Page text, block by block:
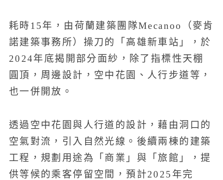
耗時15年，由荷蘭建築團隊Mecanoo（麥肯
諾建築事務所）操刀的「高雄新車站」，於
2024年底揭開部分面紗，除了指標性天棚
圓頂，周邊設計，空中花園、人行步道等，
也一併開放。
透過空中花園與人行道的設計，藉由洞口的
空氣對流，引入自然光線。後續兩棟的建築
工程，規劃用途為「商業」與「旅館」，提
供等候的乘客停留空間，預計2025年完